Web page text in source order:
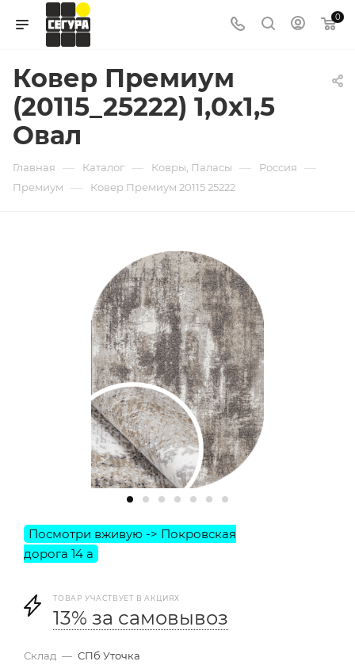
0
Ковер Премиум
(20115_25222) 1,0х1,5
Овал
Главная — Каталог — Ковры, Паласы — Россия —
Премиум — Ковер Премиум 20115 25222
ТОВАР УЧАСТВУЕТ В АКЦИЯХ
13% за самовывоз
Склад — СПб Уточка